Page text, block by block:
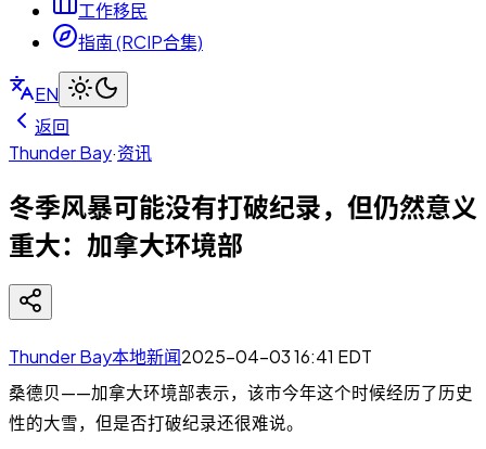
工作移民
指南 (RCIP合集)
EN
返回
Thunder Bay·资讯
冬季风暴可能没有打破纪录，但仍然意义
重大：加拿大环境部
Thunder Bay本地新闻2025-04-03 16:41 EDT
桑德贝——加拿大环境部表示，该市今年这个时候经历了历史
性的大雪，但是否打破纪录还很难说。